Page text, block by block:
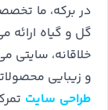
در برکه، ما
گل و گیاه
خلاقانه، سایتی
و زیبایی
طراحی سایت